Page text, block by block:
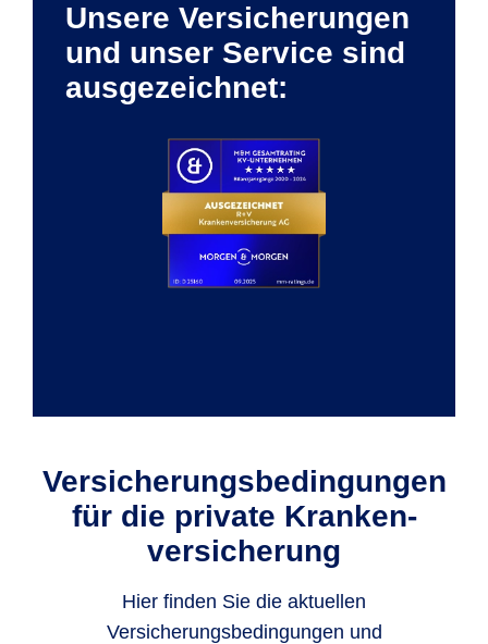
Unsere Versicherungen
und unser Service sind
ausgezeichnet:
Versicherungs­bedin­gun­gen
für die private Kranken­
versicherung
Hier finden Sie die aktuellen
Versicherungsbedingungen und